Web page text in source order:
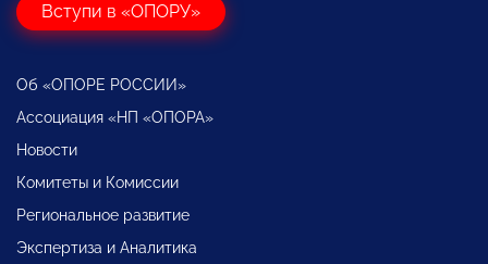
Вступи в «ОПОРУ»
Об «ОПОРЕ РОССИИ»
Ассоциация «НП «ОПОРА»
Новости
Комитеты и Комиссии
Региональное развитие
Экспертиза и Аналитика